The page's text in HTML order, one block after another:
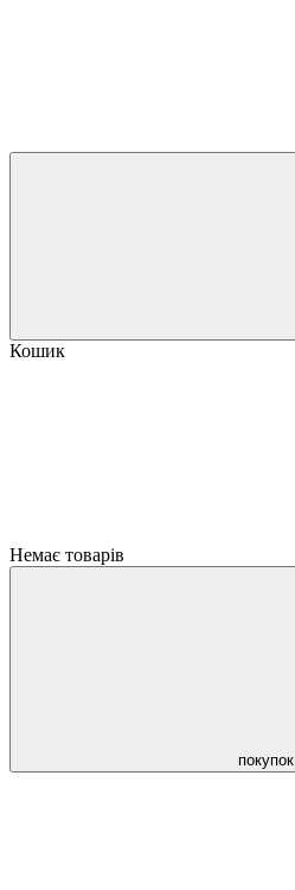
Кошик
Немає товарів
покупок